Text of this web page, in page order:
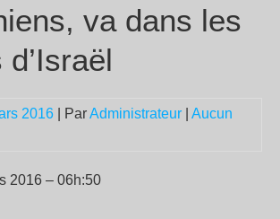
va dans les
2016 | ParAdministrateur
Aucun
2016 – 06h:50